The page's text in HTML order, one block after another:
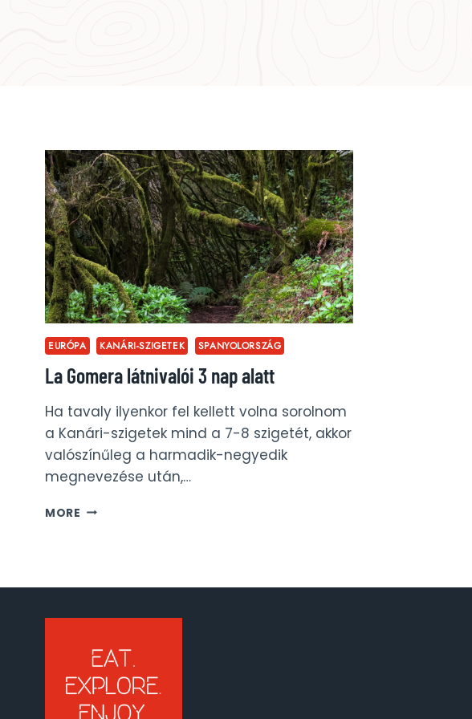
EURÓPA KANÁRI-SZIGETEK SPANYOLORSZÁG
La Gomera látnivalói 3 nap alatt
Ha tavaly ilyenkor fel kellett volna sorolnom
a Kanári-szigetek mind a 7-8 szigetét, akkor
valószínűleg a harmadik-negyedik
megnevezése után,…
MORE LA